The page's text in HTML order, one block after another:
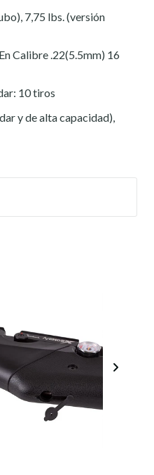
7,75 lbs. (versión
Calibre .22(5.5mm) 16
10 tiros
y de alta capacidad),